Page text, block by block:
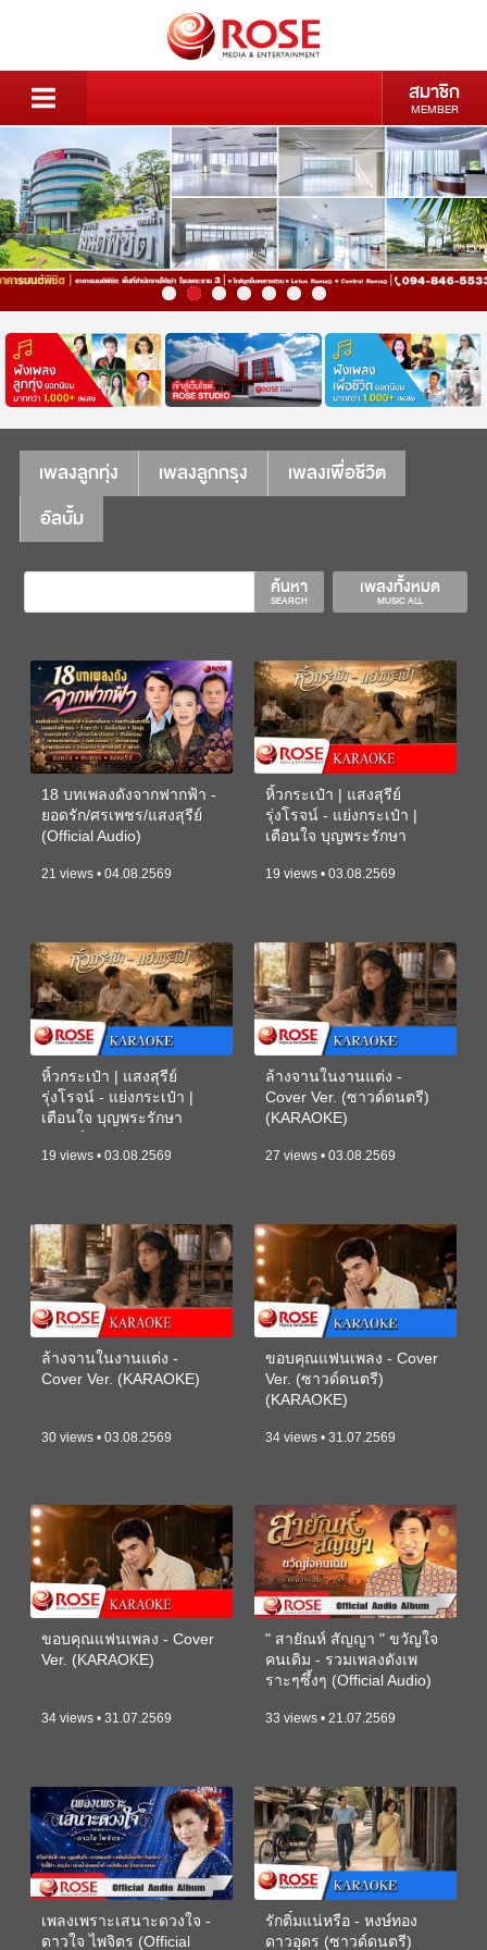
สมาชิก
MEMBER
เพลงลูกทุ่ง เพลงลูกกรุง
เพลงเพื่อชีวิต
อัลบั้ม
เพลงทั้งหมด
MUSIC ALL
ค้นหา
SEARCH
18 บทเพลงดังจากฟากฟ้า -
ยอดรัก/ศรเพชร/แสงสุรีย์
(Official Audio)
21 views • 04.08.2569
หิ้วกระเป๋า | แสงสุรีย์
รุ่งโรจน์ - แย่งกระเป๋า |
เตือนใจ บุญพระรักษา
19 views • 03.08.2569
หิ้วกระเป๋า | แสงสุรีย์
รุ่งโรจน์ - แย่งกระเป๋า |
เตือนใจ บุญพระรักษา
19 views • 03.08.2569
ล้างจานในงานแต่ง -
Cover Ver. (ซาวด์ดนตรี)
(KARAOKE)
27 views • 03.08.2569
ล้างจานในงานแต่ง -
Cover Ver. (KARAOKE)
30 views • 03.08.2569
ขอบคุณแฟนเพลง - Cover
Ver. (ซาวด์ดนตรี)
(KARAOKE)
34 views • 31.07.2569
ขอบคุณแฟนเพลง - Cover
Ver. (KARAOKE)
34 views • 31.07.2569
" สายัณห์ สัญญา " ขวัญใจ
คนเดิม - รวมเพลงดังเพ
ราะๆซึ้งๆ (Official Audio)
33 views • 21.07.2569
เพลงเพราะเสนาะดวงใจ -
ดาวใจ ไพจิตร (Official
รักติ๋มแน่หรือ - หงษ์ทอง
ดาวอุดร (ซาวด์ดนตรี)